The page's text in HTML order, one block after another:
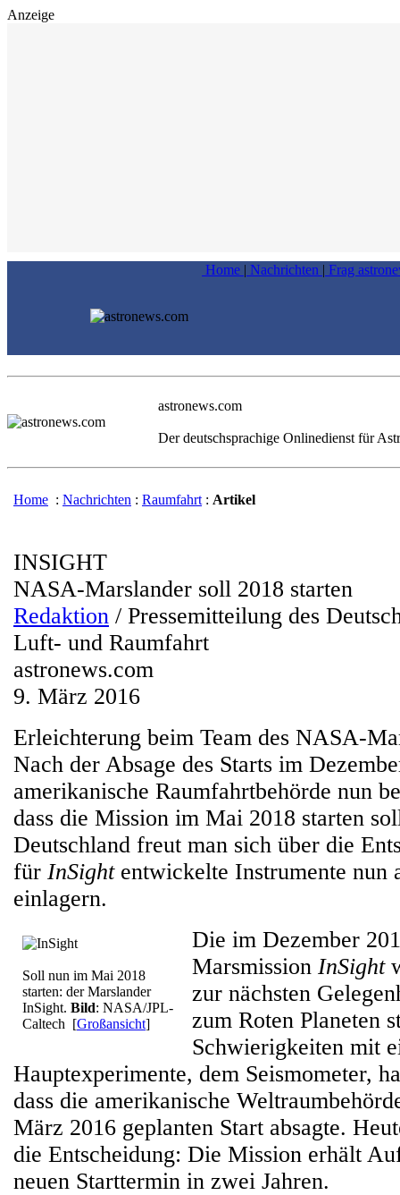
Anzeige
Home | Nachrichten | Frag
astronews.com
Der deutschsprachige Onlinedienst für
Home : Nachrichten : Raumfahrt : Artikel
INSIGHT
NASA-Marslander soll 2018 starten
Redaktion / Pressemitteilung des
Luft- und Raumfahrt
astronews.com
9. März 2016
Erleichterung beim Team des NASA-
Nach der Absage des Starts im
amerikanische Raumfahrtbehörde nun
dass die Mission im Mai 2018 starten
Deutschland freut man sich über die
für InSightentwickelte Instrumente nun
einlagern.
Soll nun im Mai 2018
starten: der Marslander
InSight. Bild: NASA/JPL-
Caltech [Großansicht]
Die im Dezember
Marsmission InSight
zur nächsten
zum Roten Planeten
Schwierigkeiten mit
Hauptexperimente, dem Seismometer,
dass die amerikanische
März 2016 geplanten Start absagte.
die Entscheidung: Die Mission erhält
neuen Starttermin in zwei Jahren.